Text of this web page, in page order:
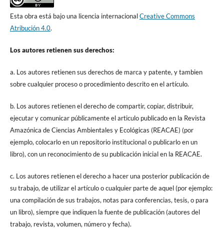
Esta obra está bajo una licencia internacionalCreative Commons
Atribución 4.0.
Los autores retienen sus derechos:
a. Los autores retienen sus derechos de marca y patente, y tambien
sobre cualquier proceso o procedimiento descrito en el artículo.
b. Los autores retienen el derecho de compartir, copiar, distribuir,
ejecutar y comunicar públicamente el articulo publicado en la Revista
Amazónica de Ciencias Ambientales y Ecológicas (REACAE) (por
ejemplo, colocarlo en un repositorio institucional o publicarlo en un
libro), con un reconocimiento de su publicación inicial en la REACAE.
c. Los autores retienen el derecho a hacer una posterior publicación de
su trabajo, de utilizar el artículo o cualquier parte de aquel (por ejemplo:
una compilación de sus trabajos, notas para conferencias, tesis, o para
un libro), siempre que indiquen la fuente de publicación (autores del
trabajo, revista, volumen, número y fecha).